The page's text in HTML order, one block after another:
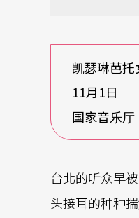
凯瑟琳芭
11月1日
国家音乐厅
台北的听众早
头接耳的种种